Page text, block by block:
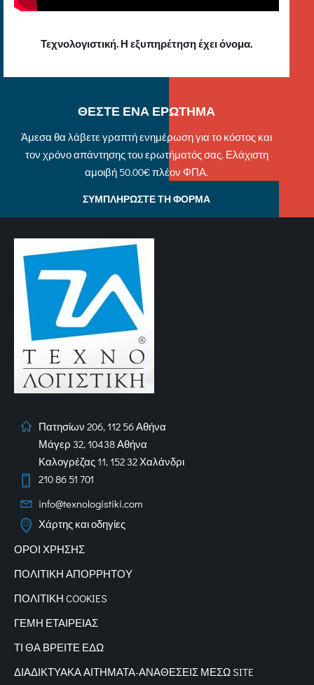
Τεχνολογιστική. Η εξυπηρέτηση έχει όνομα.
ΘΕΣΤΕ ΕΝΑ ΕΡΩΤΗΜΑ
Άμεσα θα λάβετε γραπτή ενημέρωση για το κόστος και
τον χρόνο απάντησης του ερωτήματός σας. Ελάχιστη
αμοιβή 50.00€ πλέον ΦΠΑ.
ΣΥΜΠΛΗΡΩΣΤΕ ΤΗ ΦΟΡΜΑ
Πατησίων 206, 112 56 Αθήνα
Μάγερ 32, 10438 Αθήνα
Καλογρέζας 11, 152 32 Χαλάνδρι
210 86 51 701
info@texnologistiki.com
Χάρτης και οδηγίες
ΟΡΟΙ ΧΡΗΣΗΣ
ΠΟΛΙΤΙΚΗ ΑΠΟΡΡΗΤΟΥ
ΠΟΛΙΤΙΚΗ COOKIES
ΓΕΜΗ ΕΤΑΙΡΕΙΑΣ
ΤΙ ΘΑ ΒΡΕΙΤΕ ΕΔΩ
ΔΙΑΔΙΚΤΥΑΚΑΑΙΤΗΜΑΤΑ-ΑΝΑΘΕΣΕΙΣ ΜΕΣΩ SITE